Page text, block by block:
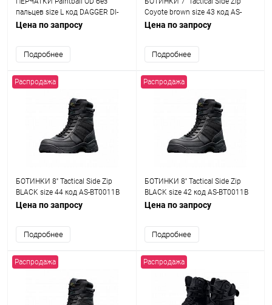
пальцев size L код DAGGER DI-
1224
Цена по запросу
Подробнее
Coyote brown size 43 код AS-
BT0012CB
Цена по запросу
Подробнее
Распродажа
БОТИНКИ 8'' Tactical Side Zip
BLACK size 44 код AS-BT0011B
Цена по запросу
Подробнее
Распродажа
БОТИНКИ 8'' Tactical Side Zip
BLACK size 42 код AS-BT0011B
Цена по запросу
Подробнее
Распродажа Распродажа